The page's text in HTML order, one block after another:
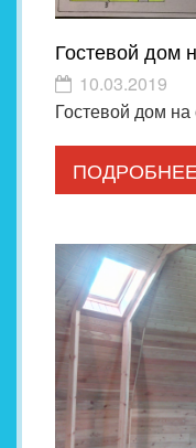
Гостевой дом
10.03.2019
Гостевой дом на
ПОДРОБНЕЕ